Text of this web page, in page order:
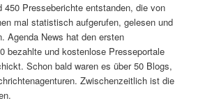
450 Presseberichte entstanden, die von
mal statistisch aufgerufen, gelesen und
Agenda News hat den ersten
bezahlte und kostenlose Presseportale
Schon bald waren es über 50 Blogs,
Zwischenzeitlich ist die